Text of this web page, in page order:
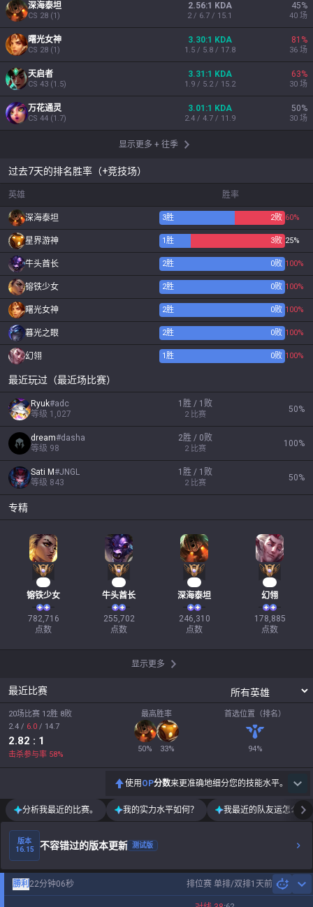
深海泰坦
CS 28 (1)
2.56:1 KDA
2 / 6.7 / 15.1
45%
40 场
曙光女神
CS 28 (1)
3.30:1 KDA
1.5 / 5.8 / 17.8
81 %
36 场
天启者
CS 43 (1.5)
3.31:1 KDA
1.9 / 5.2 / 15.2
63%
30 场
万花通灵
CS 44 (1.7)
3.01:1 KDA
2.4 / 4.7 / 11.9
50%
30 场
显示更多 + 往季
过去7天的排名胜率（+竞技场）
英雄 胜率
深海泰坦 3胜 2败 60%
星界游神 1胜 3败 25%
牛头酋长 2胜 0败 100%
镕铁少女 2胜 0败 100%
曙光女神 2胜 0败 100%
暮光之眼 2胜 0败 100%
幻翎 1胜 0败 100%
最近玩过（最近场比赛）
Ryuk#adc
等级 1,027
1胜 / 1败
2 比赛
50%
dream#dasha
等级 98
2胜 / 0败
2 比赛
100%
Sati M#JNGL
等级 843
1胜 / 1败
2 比赛
50%
专精
镕铁少女
782,716
点数
牛头酋长
255,702
点数
深海泰坦
246,310
点数
幻翎
178,885
点数
显示更多
最近比赛
20场比赛 12胜 8败
2.4 / 6.0 / 14.7
2.82 : 1
击杀参与率 58%
最高胜率
50% 33%
首选位置（排名）
94%
使用 OP分数来更准确地细分您的技能水平。
分析我最近的比赛。 我的实力水平如何？ 我最近的队友运怎么样
版本
16.15
不容错过的版本更新 测试版
排位赛 单排/双排1天前
勝利 22分钟06秒